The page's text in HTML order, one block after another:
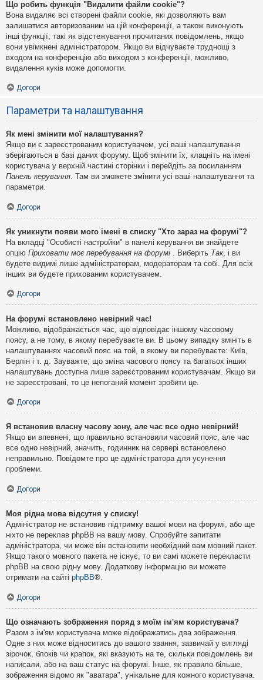
Що робить функція "Видалити файли cookie"?
Вона видаляє всі створені файли cookie, які дозволяють вам
залишатися авторизованим на цій конференції, а також виконують
інші функції, такі як відстежування прочитаних повідомлень, якщо
вони увімкнені адміністратором. Якщо ви відчуваєте труднощі з
входом на конференцію або виходом з конференції, можливо,
видалення куків може допомогти.
Догори
Параметри та налаштування
Як мені змінити мої налаштування?
Якщо ви є зареєстрованим користувачем, усі ваші налаштування
зберігаються в базі даних форуму. Щоб змінити їх, клацніть на імені
користувача у верхній частині сторінки і перейдіть за посиланням
Панель керування . Там ви зможете змінити усі ваші налаштування та
параметри.
Догори
Як уникнути появи мого імені в списку "Хто зараз на форумі"?
На вкладці "Особисті настройки" в панелі керування ви знайдете
опцію Приховати моє перебування на форумі . Виберіть Так, і ви
будете видимі лише адміністраторам, модераторам та собі. Для всіх
інших ви будете прихованим користувачем.
Догори
На форумі встановлено невірний час!
Можливо, відображається час, що відповідає іншому часовому
поясу, а не тому, в якому перебуваєте ви. В цьому випадку змініть в
налаштуваннях часовий пояс на той, в якому ви перебуваєте: Київ,
Берлін і т. д. Зауважте, що зміна часового поясу та багатьох інших
налаштувань доступна лише зареєстрованим користувачам. Якщо ви
не зареєстровані, то це непоганий момент зробити це.
Догори
Я встановив власну часову зону, але час все одно невірний!
Якщо ви впевнені, що правильно встановили часовий пояс, але час
все одно невірний, значить, годинник на сервері встановлено
неправильно. Повідомте про це адміністратора для усунення
проблеми.
Догори
Моя рідна мова відсутня у списку!
Адміністратор не встановив підтримку вашої мови на форумі, або ще
ніхто не переклав phpBB на вашу мову. Спробуйте запитати
адміністратора, чи може він встановити необхідний вам мовний пакет.
Якщо такого мовного пакета не існує, то ви самі можете перекласти
phpBB на свою рідну мову. Додаткову інформацію ви можете
отримати на сайті phpBB®.
Догори
Що означають зображення поряд з моїм ім'ям користувача?
Разом з ім'ям користувача може відображатись два зображення.
Одне з них може відноситись до вашого звання, зазвичай у вигляді
зірочок, блоків чи крапок, які вказують на те, скільки повідомлень ви
написали, або на ваш статус на форумі. Інше, як правило більше,
зображення відомо як "аватара", унікальне для кожного користувача.